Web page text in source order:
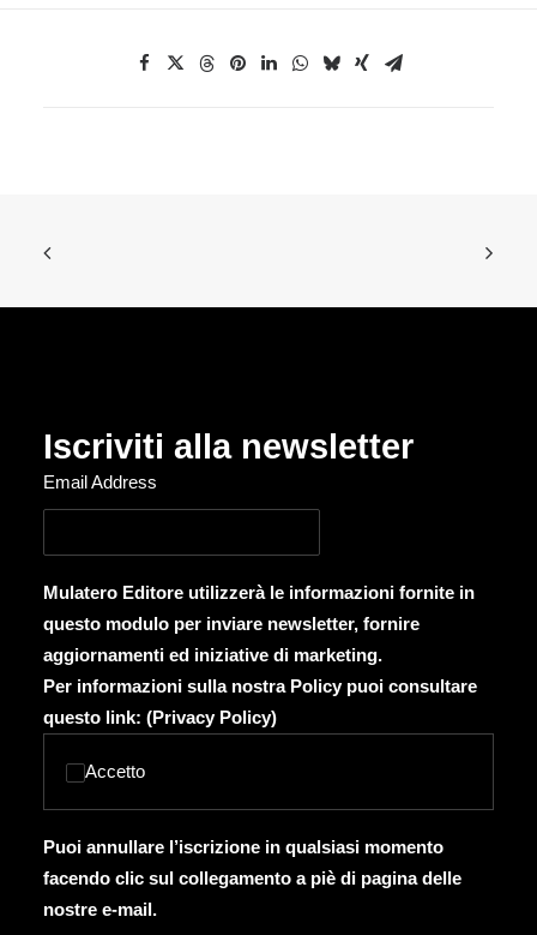
Iscriviti alla newsletter
Email Address
Mulatero Editore utilizzerà le informazioni fornite in
questo modulo per inviare newsletter, fornire
aggiornamenti ed iniziative di marketing.
Per informazioni sulla nostra Policy puoi consultare
questo link: (Privacy Policy)
Accetto
Puoi annullare l’iscrizione in qualsiasi momento
facendo clic sul collegamento a piè di pagina delle
nostre e-mail.